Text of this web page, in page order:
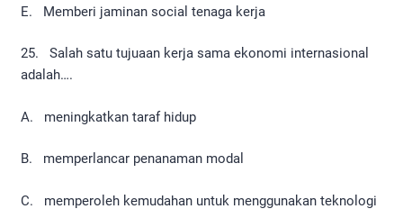
E. Memberi jaminan social tenaga kerja
25. Salah satu tujuaan kerja sama ekonomi internasional
adalah….
A. meningkatkan taraf hidup
B. memperlancar penanaman modal
C. memperoleh kemudahan untuk menggunakan teknologi